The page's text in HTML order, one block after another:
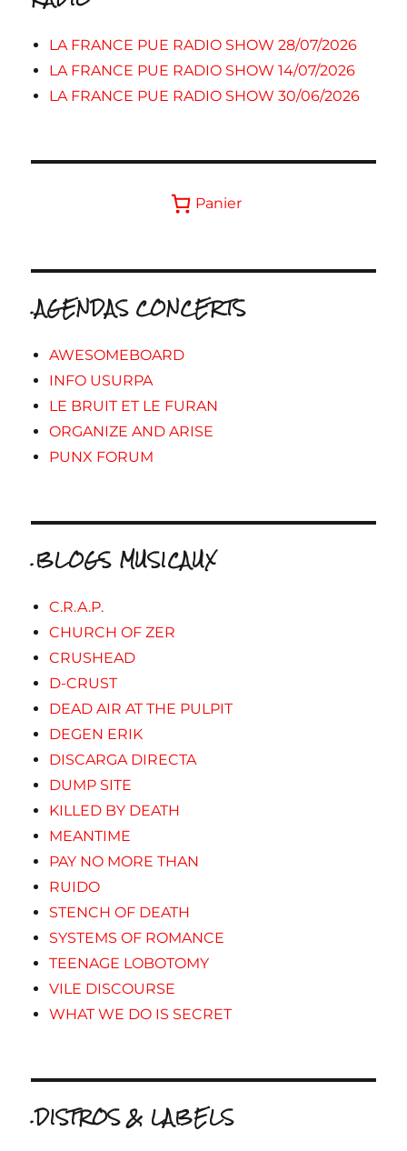
LA FRANCE PUE RADIO SHOW 28/07/2026
LA FRANCE PUE RADIO SHOW 14/07/2026
LA FRANCE PUE RADIO SHOW 30/06/2026
Panier
.AGENDAS CONCERTS
AWESOMEBOARD
INFO USURPA
LE BRUIT ET LE FURAN
ORGANIZE AND ARISE
PUNX FORUM
.BLOGS MUSICAUX
C.R.A.P.
CHURCH OF ZER
CRUSHEAD
D-CRUST
DEAD AIR AT THE PULPIT
DEGEN ERIK
DISCARGA DIRECTA
DUMP SITE
KILLED BY DEATH
MEANTIME
PAY NO MORE THAN
RUIDO
STENCH OF DEATH
SYSTEMS OF ROMANCE
TEENAGE LOBOTOMY
VILE DISCOURSE
WHAT WE DO IS SECRET
.DISTROS & LABELS